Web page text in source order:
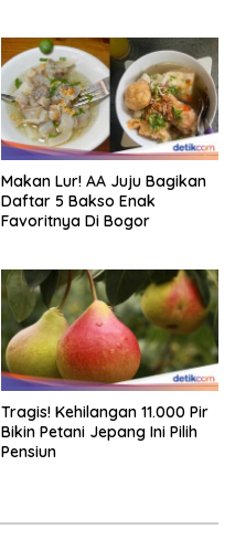
Makan Lur! AA Juju Bagikan
Daftar 5 Bakso Enak
Favoritnya Di Bogor
Tragis! Kehilangan 11.000 Pir
Bikin Petani Jepang Ini Pilih
Pensiun